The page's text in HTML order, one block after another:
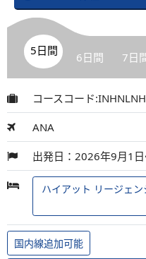
5日間 6日間 7日
コースコード
ANA
出発日：2026年9月1
ハイアット リージェ
国内線追加可能